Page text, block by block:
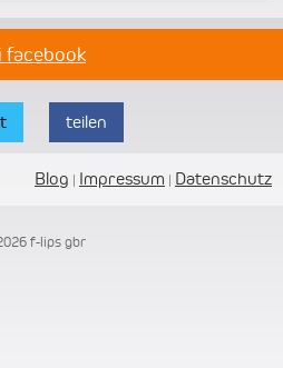
facebook
teilen
Blog | Impressum | Datenschutz
f-lips gbr